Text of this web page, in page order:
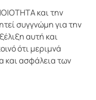
και την
συγγνώμη για την
αυτή και
ότι μεριμνά
και ασφάλεια των